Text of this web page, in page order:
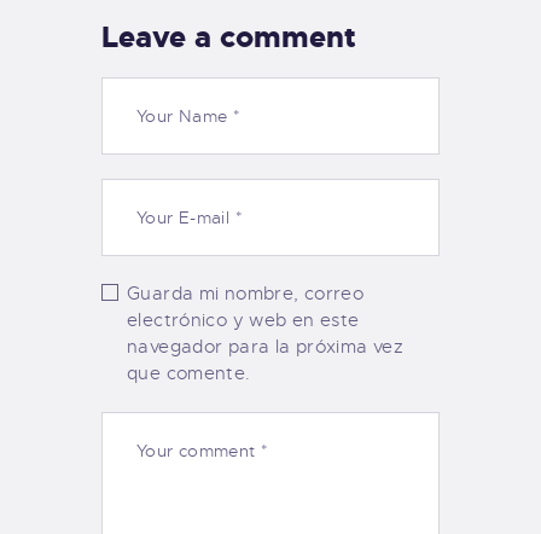
Leave a comment
Guarda mi nombre, correo
electrónico y web en este
navegador para la próxima vez
que comente.